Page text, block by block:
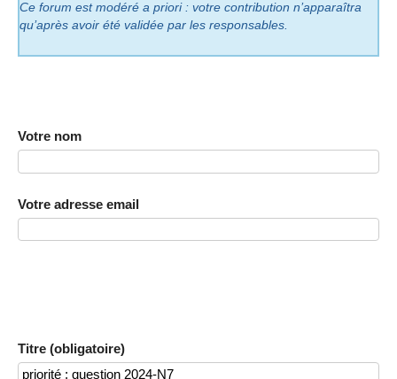
Ce forum est modéré a priori : votre contribution n’apparaîtra
qu’après avoir été validée par les responsables.
Votre nom
Votre adresse email
Titre (obligatoire)